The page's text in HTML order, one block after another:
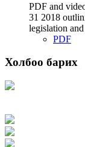
PDF and
31 2018
legislation
PDF
Холбоо барих